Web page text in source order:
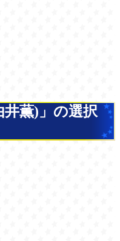
井薫)」の選択